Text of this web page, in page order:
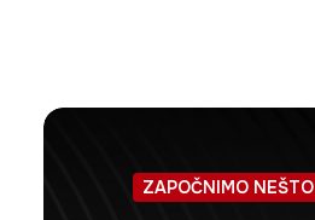
ZAPOČNIMO